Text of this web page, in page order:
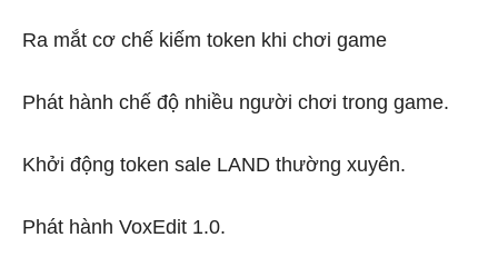
Ra mắt cơ chế kiếm token khi chơi game
Phát hành chế độ nhiều người chơi trong game.
Khởi động token sale LAND thường xuyên.
Phát hành VoxEdit 1.0.